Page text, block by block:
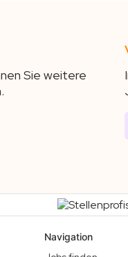
Sie weitere
Navigation